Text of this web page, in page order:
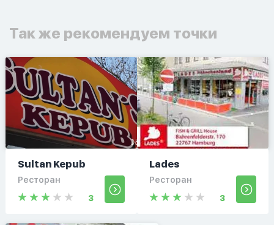
Так же рекомендуем точки
Sultan Kepub
Ресторан
3
Lades
Ресторан
3